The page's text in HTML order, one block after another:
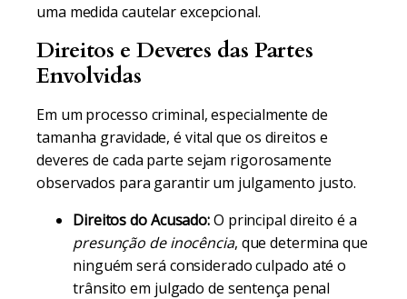
uma medida cautelar excepcional.
Direitos e Deveres das Partes
Envolvidas
Em um processo criminal, especialmente de
tamanha gravidade, é vital que os direitos e
deveres de cada parte sejam rigorosamente
observados para garantir um julgamento justo.
Direitos do Acusado:O principal direito é a
presunção de inocência, que determina que
ninguém será considerado culpado até o
trânsito em julgado de sentença penal